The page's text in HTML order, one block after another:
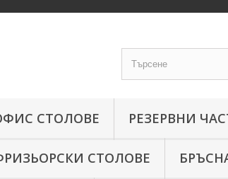
СТОЛОВЕ РЕЗЕРВНИ
СТОЛОВЕ